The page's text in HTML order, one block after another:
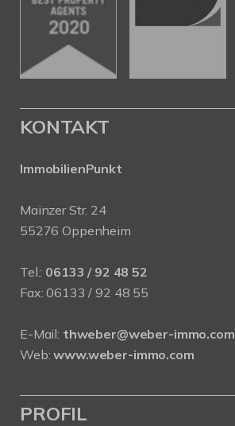
KONTAKT
ImmobilienPunkt
Mainzer Str. 24
55276 Oppenheim
Tel.: 06133 / 92 48 52
Fax: 06133 / 92 48 55
E-Mail: thweber@weber-immo.com
Web:www.weber-immo.com
PROFIL